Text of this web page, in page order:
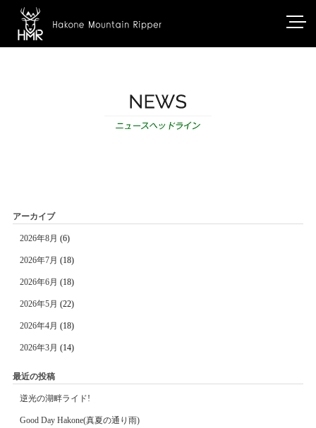
アーカイブ
2026年8月 (6)
2026年7月 (18)
2026年6月 (18)
2026年5月 (22)
2026年4月 (18)
2026年3月 (14)
最近の投稿
逆光の湖畔ライド!
Good Day Hakone(真夏の通り雨)